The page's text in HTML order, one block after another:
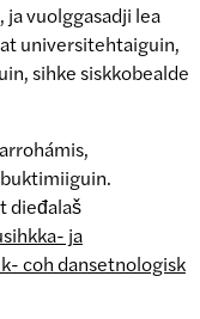
ja vuolggasadji lea
universitehtaiguin,
sihke siskkobealde
dieđalaš
ja
coh dansetnologisk